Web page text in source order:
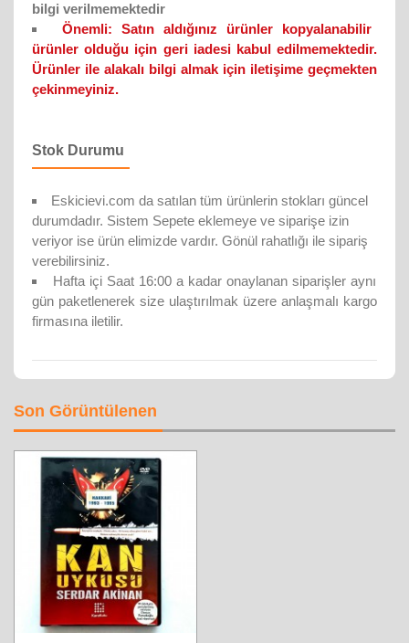
bilgi verilmemektedir
Önemli:
Satın aldığınız ürünler kopyalanabilir
ürünler olduğu için geri iadesi kabul edilmemektedir.
Ürünler ile alakalı bilgi almak için iletişime geçmekten
çekinmeyiniz.
Stok Durumu
Eskicievi.com da satılan tüm ürünlerin stokları güncel
durumdadır. Sistem Sepete eklemeye ve siparişe izin
veriyor ise ürün elimizde vardır. Gönül rahatlığı ile sipariş
verebilirsiniz.
Hafta içi Saat 16:00 a kadar onaylanan siparişler aynı
gün paketlenerek size ulaştırılmak üzere anlaşmalı kargo
firmasına iletilir.
Son Görüntülenen